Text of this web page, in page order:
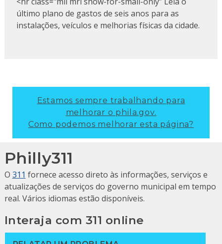
último plano de gastos de seis anos para as
instalações, veículos e melhorias físicas da cidade.
Estamos sempre trabalhando para
melhorar o phila.gov.
Como podemos melhorar esta página?
Philly311
O 311 fornece acesso direto às informações, serviços e
atualizações de serviços do governo municipal em tempo
real. Vários idiomas estão disponíveis.
Interaja com 311 online